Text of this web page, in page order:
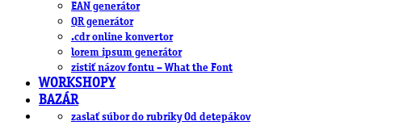
EAN generátor
QR generátor
.cdr online konvertor
lorem ipsum generátor
zistiť názov fontu – What the Font
WORKSHOPY
BAZÁR
zaslať súbor do rubriky Od detepákov